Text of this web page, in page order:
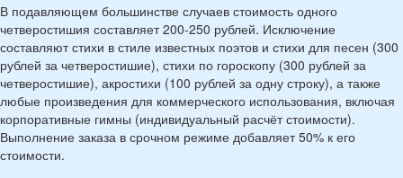
В подавляющем большинстве случаев стоимость одного
четверостишия составляет 200-250 рублей. Исключение
составляют стихи в стиле известных поэтов и стихи для песен (300
рублей за четверостишие), стихи по гороскопу (300 рублей за
четверостишие), акростихи (100 рублей за одну строку), а также
любые произведения для коммерческого использования, включая
корпоративные гимны (индивидуальный расчёт стоимости).
Выполнение заказа в срочном режиме добавляет 50% к его
стоимости.